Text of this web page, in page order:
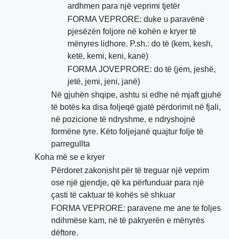
ardhmen para një veprimi tjetër
FORMA VEPRORE: duke u paravënë
pjesëzën foljore në kohën e kryer të
mënyres lidhore. P.sh.: do të (kem, kesh,
ketë, kemi, keni, kanë)
FORMA JOVEPRORE: do të (jem, jeshë,
jetë, jemi, jeni, janë)
Në gjuhën shqipe, ashtu si edhe në mjaft gjuhë
të botës ka disa foljeqë gjatë përdorimit në fjali,
në pozicione të ndryshme, e ndryshojnë
formëne tyre. Këto foljejanë quajtur folje të
parregullta
Koha më se e kryer
Përdoret zakonisht për të treguar një veprim
ose një gjendje, që ka përfunduar para një
çasti të caktuar të kohës së shkuar
FORMA VEPRORE: paravene me ane te foljes
ndihmëse kam, në të pakryerën e mënyrës
dëftore.